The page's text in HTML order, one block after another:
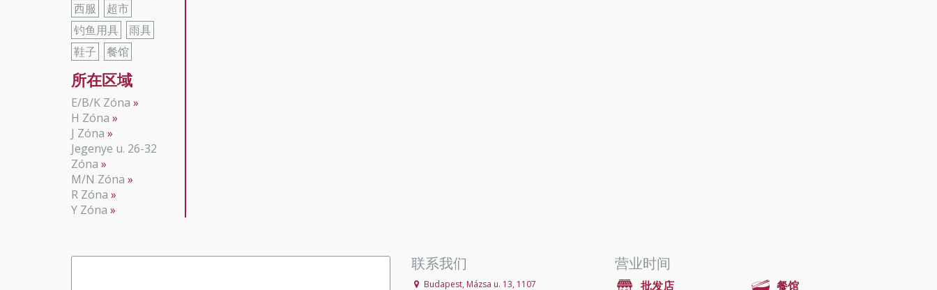
西服
超市
钓鱼用具
雨具
鞋子
餐馆
所在区域
E/B/K Zóna
H Zóna
J Zóna
Jegenye u. 26-32
Zóna
M/N Zóna
R Zóna
Y Zóna
联系我们
Budapest, Mázsa u. 13, 1107
营业时间
批发店 餐馆